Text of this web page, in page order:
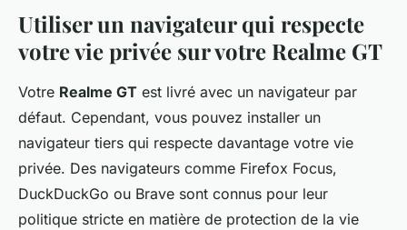
Utiliser un navigateur qui respecte
votre vie privée sur votre Realme GT
Votre Realme GT est livré avec un navigateur par
défaut. Cependant, vous pouvez installer un
navigateur tiers qui respecte davantage votre vie
privée. Des navigateurs comme Firefox Focus,
DuckDuckGo ou Brave sont connus pour leur
politique stricte en matière de protection de la vie